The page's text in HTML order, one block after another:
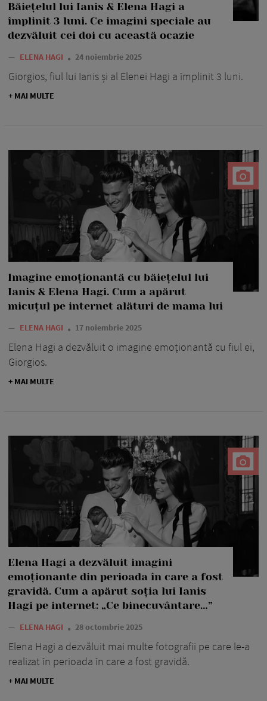
Băiețelul lui Ianis & Elena Hagi a
împlinit 3 luni. Ce imagini speciale au
dezvăluit cei doi cu această ocazie
— ELENA HAGI 24 noiembrie 2025
Giorgios, fiul lui Ianis și al Elenei Hagi a împlinit 3 luni.
+ MAI MULTE
Imagine emoționantă cu băiețelul lui
Ianis & Elena Hagi. Cum a apărut
micuțul pe internet alături de mama lui
— ELENA HAGI 17 noiembrie 2025
Elena Hagi a dezvăluit o imagine emoționantă cu fiul ei,
Giorgios.
+ MAI MULTE
Elena Hagi a dezvăluit imagini
emoționante din perioada în care a fost
gravidă. Cum a apărut soția lui Ianis
Hagi pe internet: „Ce binecuvântare…”
— ELENA HAGI 28 octombrie 2025
Elena Hagi a dezvăluit mai multe fotografii pe care le-a
realizat în perioada în care a fost gravidă.
+ MAI MULTE